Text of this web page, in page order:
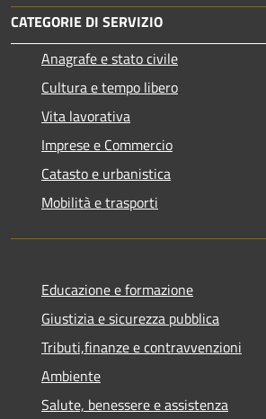
CATEGORIE DI SERVIZIO
Anagrafe e stato civile
Cultura e tempo libero
Vita lavorativa
Imprese e Commercio
Catasto e urbanistica
Mobilità e trasporti
Educazione e formazione
Giustizia e sicurezza pubblica
Tributi,finanze e contravvenzioni
Ambiente
Salute, benessere e assistenza